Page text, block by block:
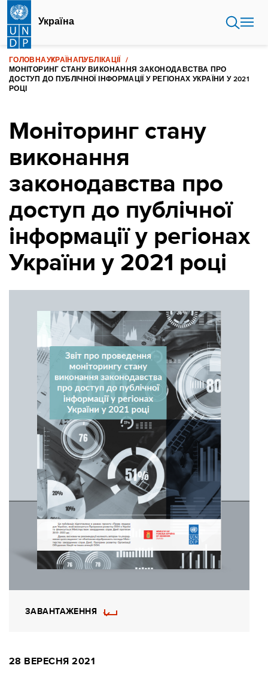
Перейти
основного
вмісту
Україна
ГОЛОВНАУКРАЇНАПУБЛІКАЦІЇ
МОНІТОРИНГ СТАНУ ВИКОНАННЯ ЗАКОНОДАВСТВА ПРО
ДОСТУП ДО ПУБЛІЧНОЇ ІНФОРМАЦІЇ У РЕГІОНАХ УКРАЇНИ У 2021
РОЦІ
Моніторинг стану
виконання
законодавства про
доступ до публічної
інформації у регіонах
України у 2021 році
ЗАВАНТАЖЕННЯ
28 ВЕРЕСНЯ 2021